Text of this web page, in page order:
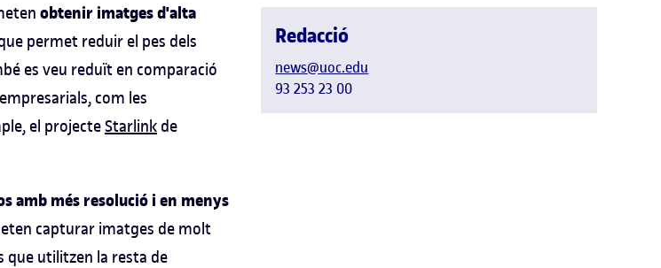
obtenir imatges d'alta
permet reduir el pes dels
es veu reduït en comparació
com les
el projecteStarlink de
amb més resolució i en menys
capturar imatges de molt
que utilitzen la resta de
Redacció
news@uoc.edu
93 253 23 00